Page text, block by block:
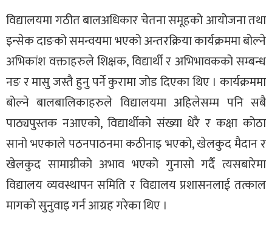
विद्यालयमा गठीत बालअधिकार चेतना समूहको आयोजना तथा
इन्सेक दाङको समन्वयमा भएको अन्तरक्रिया कार्यक्रममा बोल्ने
अभिकांश वक्ताहरुले शिक्षक, विद्यार्थी र अभिभावकको सम्बन्ध
नङ र मासु जस्तै हुनु पर्ने कुरामा जोड दिएका थिए । कार्यक्रममा
बोल्ने बालबालिकाहरुले विद्यालयमा अहिलेसम्म पनि सबै
पाठ्यपुस्तक नआएको, विद्यार्थीको संख्या धेरै र कक्षा कोठा
सानो भएकाले पठनपाठनमा कठीनाइ भएको, खेलकुद मैदान र
खेलकुद सामाग्रीको अभाव भएको गुनासो गर्दै त्यसबारेमा
विद्यालय व्यवस्थापन समिति र विद्यालय प्रशासनलाई तत्काल
मागको सुनुवाइ गर्न आग्रह गरेका थिए ।